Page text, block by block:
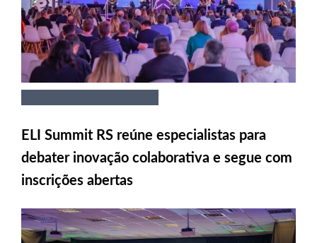
ELI Summit RS reúne especialistas para
debater inovação colaborativa e segue com
inscrições abertas